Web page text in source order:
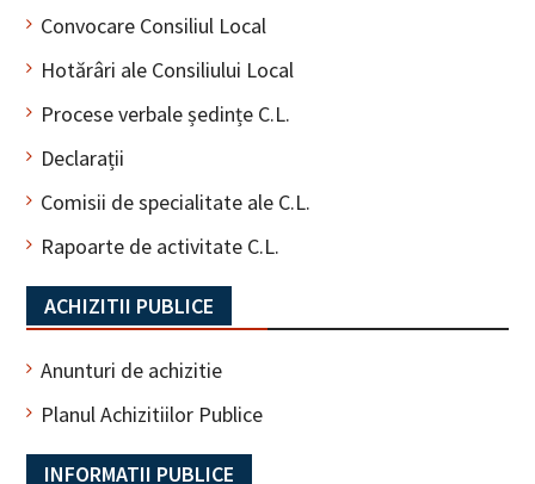
Convocare Consiliul Local
Hotărâri ale Consiliului Local
Procese verbale ședințe C.L.
Declarații
Comisii de specialitate ale C.L.
Rapoarte de activitate C.L.
ACHIZITII PUBLICE
Anunturi de achizitie
Planul Achizitiilor Publice
INFORMATII PUBLICE